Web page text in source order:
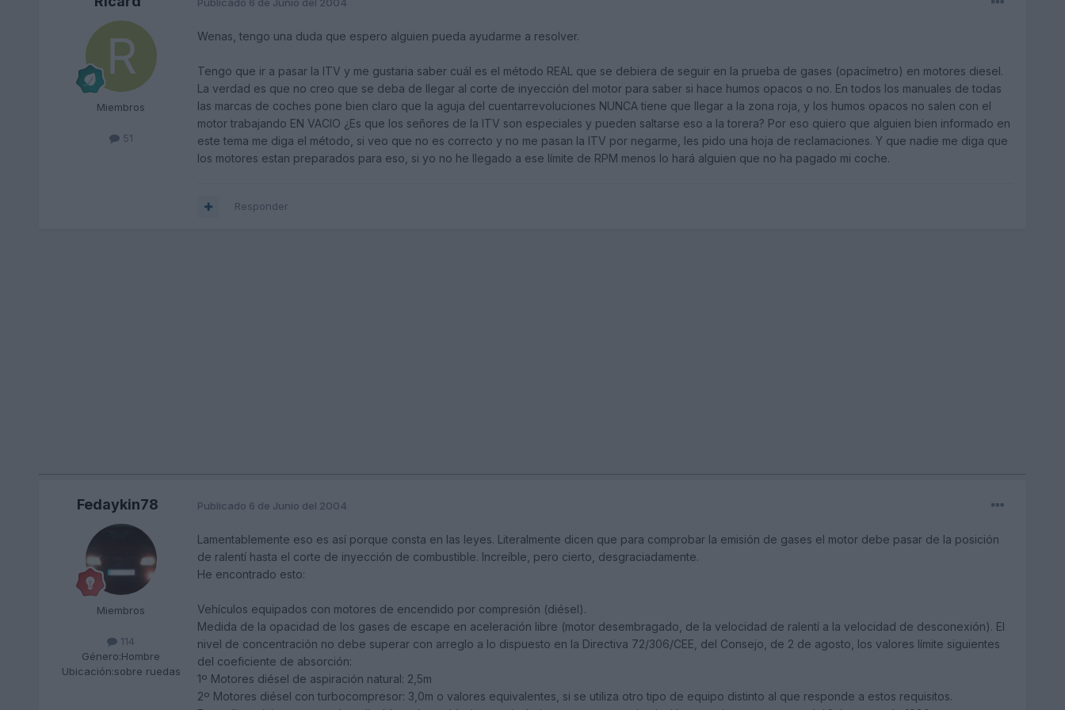
Miembros
51
Wenas, tengo una duda que espero alguien pueda ayudarme a resolver.
Tengo que ir a pasar la ITV y me gustaria saber cuál es el método REAL que se debiera de seguir en la prueba de gases (opacímetro) en motores diesel.
La verdad es que no creo que se deba de llegar al corte de inyección del motor para saber si hace humos opacos o no. En todos los manuales de todas
las marcas de coches pone bien claro que la aguja del cuentarrevoluciones NUNCA tiene que llegar a la zona roja, y los humos opacos no salen con el
motor trabajando EN VACIO ¿Es que los señores de la ITV son especiales y pueden saltarse eso a la torera? Por eso quiero que alguien bien informado en
este tema me diga el método, si veo que no es correcto y no me pasan la ITV por negarme, les pido una hoja de reclamaciones. Y que nadie me diga que
los motores estan preparados para eso, si yo no he llegado a ese límite de RPM menos lo hará alguien que no ha pagado mi coche.
Responder
Fedaykin78
Miembros
114
Género:Hombre
Ubicación:sobre ruedas
Publicado 6 de Junio del 2004
Lamentablemente eso es así porque consta en las leyes. Literalmente dicen que para comprobar la emisión de gases el motor debe pasar de la posición
de ralentí hasta el corte de inyección de combustible. Increíble, pero cierto, desgraciadamente.
He encontrado esto:
Vehículos equipados con motores de encendido por compresión (diésel).
Medida de la opacidad de los gases de escape en aceleración libre (motor desembragado, de la velocidad de ralentí a la velocidad de desconexión). El
nivel de concentración no debe superar con arreglo a lo dispuesto en la Directiva 72/306/CEE, del Consejo, de 2 de agosto, los valores límite siguientes
del coeficiente de absorción:
1º Motores diésel de aspiración natural: 2,5m
2º Motores diésel con turbocompresor: 3,0m o valores equivalentes, si se utiliza otro tipo de equipo distinto al que responde a estos requisitos.